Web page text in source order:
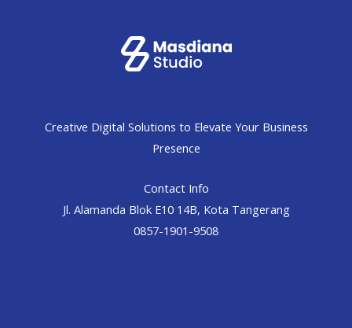
Creative Digital Solutions to Elevate Your Business
Presence
Contact Info
Jl. Alamanda Blok E10 14B, Kota Tangerang
0857-1901-9508